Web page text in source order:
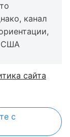
канал
США
сайта
с